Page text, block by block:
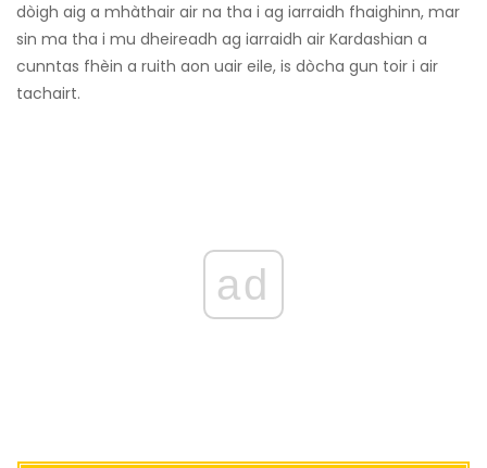
dòigh aig a mhàthair air na tha i ag iarraidh fhaighinn, mar
sin ma tha i mu dheireadh ag iarraidh air Kardashian a
cunntas fhèin a ruith aon uair eile, is dòcha gun toir i air
tachairt.
ad